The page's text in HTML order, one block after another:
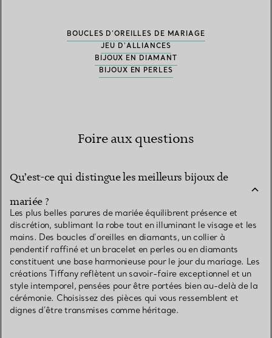
BOUCLES D’OREILLES DE MARIAGE
JEU D'ALLIANCES
BIJOUX EN DIAMANT
BIJOUX EN PERLES
Foire aux questions
Qu’est-ce qui distingue les meilleurs bijoux de
mariée ?
Les plus belles parures de mariée équilibrent présence et
discrétion, sublimant la robe tout en illuminant le visage et les
mains. Des boucles d’oreilles en diamants, un collier à
pendentif raffiné et un bracelet en perles ou en diamants
constituent une base harmonieuse pour le jour du mariage. Les
créations Tiffany reflètent un savoir-faire exceptionnel et un
style intemporel, pensées pour être portées bien au-delà de la
cérémonie. Choisissez des pièces qui vous ressemblent et
dignes d’être transmises comme héritage.